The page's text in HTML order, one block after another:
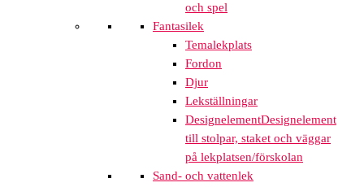
och spel
Fantasilek
Temalekplats
Fordon
Djur
Lekställningar
DesignelementDesignelement
till stolpar, staket och väggar
på lekplatsen/förskolan
Sand- och vattenlek